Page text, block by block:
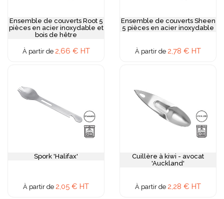
Ensemble de couverts Root 5
pièces en acier inoxydable et
bois de hêtre
À partir de 2,66 € HT
Ensemble de couverts Sheen
5 pièces en acier inoxydable
À partir de 2,78 € HT
Spork 'Halifax'
À partir de 2,05 € HT
Cuillère à kiwi - avocat
'Auckland'
À partir de 2,28 € HT